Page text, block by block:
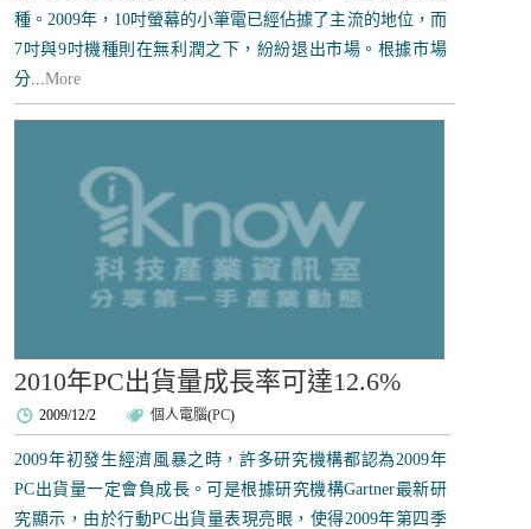
種。2009年，10吋螢幕的小筆電已經佔據了主流的地位，而
7吋與9吋機種則在無利潤之下，紛紛退出市場。根據市場
分...More
2010年PC出貨量成長率可達12.6%
2009/12/2 個人電腦(PC)
2009年初發生經濟風暴之時，許多研究機構都認為2009年
PC出貨量一定會負成長。可是根據研究機構Gartner最新研
究顯示，由於行動PC出貨量表現亮眼，使得2009年第四季